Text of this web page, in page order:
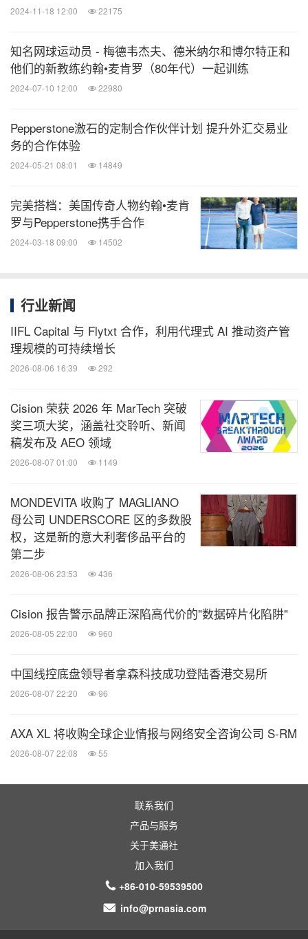
2024-11-18 12:00 22175
知名网球运动员 - 梅德韦杰夫、德米纳尔和博尔特正和
他们的新教练约翰•麦肯罗（80年代）一起训练
2024-07-10 12:00 22980
Pepperstone激石的定制合作伙伴计划 提升外汇交易业
务的合作体验
2024-05-21 08:01 14849
完美搭档：美国传奇人物约翰•麦肯
罗与Pepperstone携手合作
2024-03-18 09:00 14502
行业新闻
IIFL Capital 与 Flytxt 合作，利用代理式 AI 推动资产管
理规模的可持续增长
2026-08-06 16:39 292
Cision 荣获 2026 年 MarTech 突破
奖三项大奖，涵盖社交聆听、新闻
稿发布及 AEO 领域
2026-08-07 01:00 1149
MONDEVITA 收购了 MAGLIANO
母公司 UNDERSCORE 区的多数股
权，这是新的意大利奢侈品平台的
第二步
2026-08-06 23:53 436
Cision 报告警示品牌正深陷高代价的"数据碎片化陷阱"
2026-08-05 22:00 960
中国线控底盘领导者拿森科技成功登陆香港交易所
2026-08-07 22:20 96
AXA XL 将收购全球企业情报与网络安全咨询公司 S-RM
2026-08-07 22:08 55
联系我们
产品与服务
关于美通社
加入我们
+86-010-59539500
info@prnasia.com